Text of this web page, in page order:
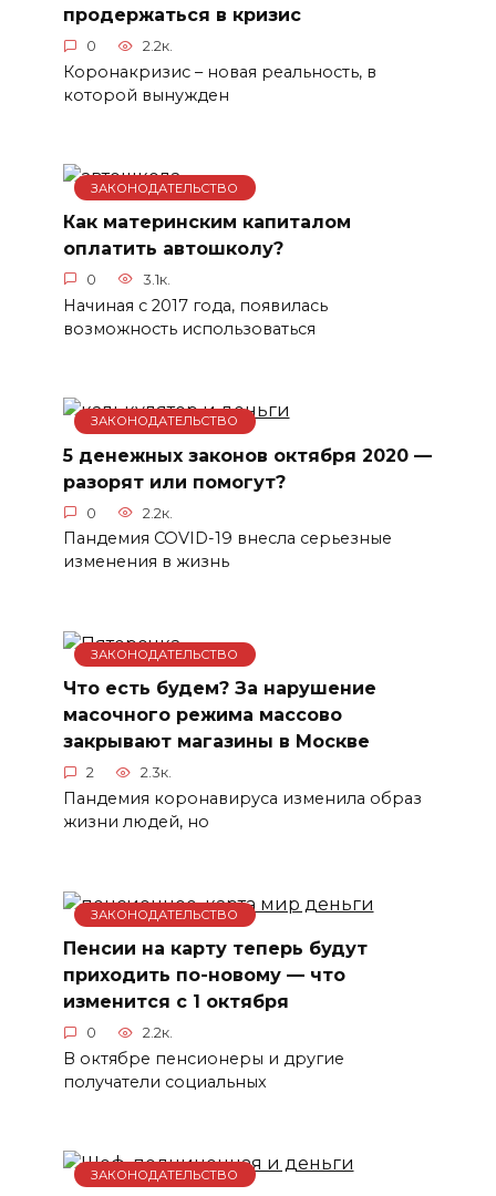
продержаться в кризис
0 2.2к.
Коронакризис – новая реальность, в
которой вынужден
ЗАКОНОДАТЕЛЬСТВО
Как материнским капиталом
оплатить автошколу?
0 3.1к.
Начиная с 2017 года, появилась
возможность использоваться
ЗАКОНОДАТЕЛЬСТВО
5 денежных законов октября 2020 —
разорят или помогут?
0 2.2к.
Пандемия COVID-19 внесла серьезные
изменения в жизнь
ЗАКОНОДАТЕЛЬСТВО
Что есть будем? За нарушение
масочного режима массово
закрывают магазины в Москве
2 2.3к.
Пандемия коронавируса изменила образ
жизни людей, но
ЗАКОНОДАТЕЛЬСТВО
Пенсии на карту теперь будут
приходить по-новому — что
изменится с 1 октября
0 2.2к.
В октябре пенсионеры и другие
получатели социальных
ЗАКОНОДАТЕЛЬСТВО